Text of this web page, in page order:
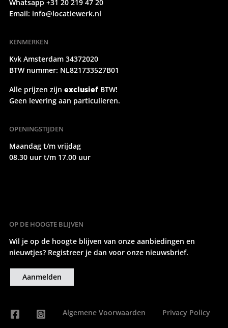
Whatsapp +31 20 219 47 20
Email: info@locatiewerk.nl
KENMERKEN
Kvk Amsterdam 34372020
BTW nummer: NL821733527B01
Alle prijzen zijn exclusiefBTW!
Geen levering aan particulieren.
OPENINGSTIJDEN
Maandag t/m vrijdag
08.30 uur t/m 17.00 uur
OP DE HOOGTE BLIJVEN
Wil je op de hoogte blijven van onze aanbiedingen en
nieuwtjes? Registreer je dan voor onze nieuwsbrief.
Aanmelden
Algemene Voorwaarden Privacy Policy